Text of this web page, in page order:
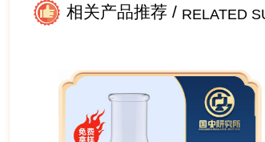
相关产品推荐 / RELATED